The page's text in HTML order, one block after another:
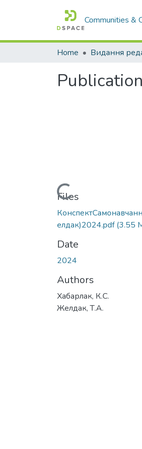
Communities &
Home
Loading...
Files
елдак)2024.pdf(3.55
Date
2024
Authors
Хабарлак, К.С.
Желдак, Т.А.